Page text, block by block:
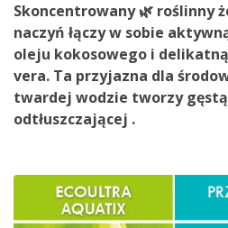
Skoncentrowany 🌿 roślinny
naczyń łączy w sobie
oleju kokosowego i delikatną
vera. Ta przyjazna dla
twardej wodzie tworzygęstą
odtłuszczającej .